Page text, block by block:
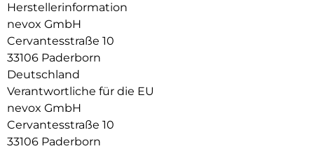
Durch die spezielle Beschichtung behält ihr Smartphone die
Griffigkeit und wirkt edel.
Die Anschlüsse, Knöpfe und Kamera bleiben voll zugänglich.
Hochwertiges Schmutzabweisendes Material und
Schockproof durch eingearbeitete Luftpolster in den Ecken.
Herstellerinformation
nevox GmbH
Cervantesstraße 10
33106 Paderborn
Deutschland
Verantwortliche für die EU
nevox GmbH
Cervantesstraße 10
33106 Paderborn